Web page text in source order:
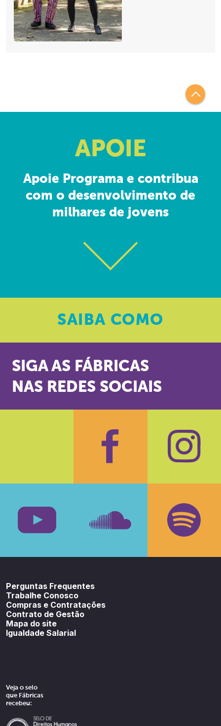
APOIE
Apoie Programa e contribua
com o desenvolvimento de
milhares de jovens
SAIBA COMO
SIGA AS FÁBRICAS
NAS REDES SOCIAIS
Facebook
Perguntas Frequentes
Trabalhe Conosco
Compras e Contratações
Contrato de Gestão
Mapa do site
Igualdade Salarial
Veja o selo
que Fábricas
recebeu: